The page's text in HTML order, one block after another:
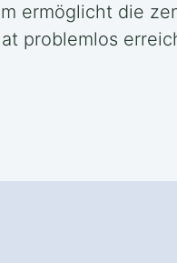
ermöglicht die
problemlos